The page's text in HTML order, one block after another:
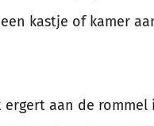
kastje of kamer
aan de rommel